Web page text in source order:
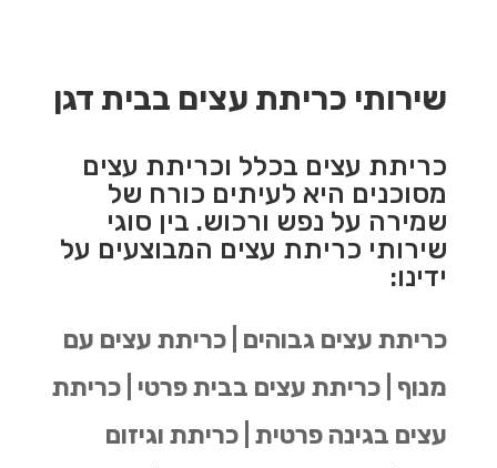
שירותי כריתת עצים בבית דגן
כריתת עצים בכלל וכריתת עצים
מסוכנים היא לעיתים כורח של
שמירה על נפש ורכוש. בין סוגי
שירותי כריתת עצים המבוצעים על
ידינו:
כריתת עצים גבוהים | כריתת עצים עם
מנוף | כריתת עצים בבית פרטי | כריתת
עצים בגינה פרטית | כריתת וגיזום